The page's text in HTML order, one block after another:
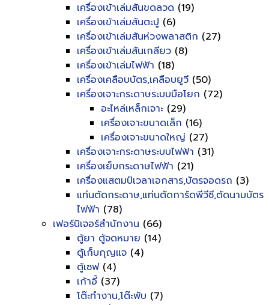
เครื่องเข้าเล่มสันขดลวด (19)
เครื่องเข้าเล่มสันตะปู (6)
เครื่องเข้าเล่มสันห่วงพลาสติก (27)
เครื่องเข้าเล่มสันเกลียว (8)
เครื่องเข้าเล่มไฟฟ้า (18)
เครื่องเคลือบบัตร,เคลือบยูวี (50)
เครื่องเจาะกระดาษระบบมือโยก (72)
อะไหล่เหล็กเจาะ (29)
เครื่องเจาะขนาดเล็ก (16)
เครื่องเจาะขนาดใหญ่ (27)
เครื่องเจาะกระดาษระบบไฟฟ้า (31)
เครื่องเย็บกระดาษไฟฟ้า (21)
เครื่องแสตมป์เวลาเอกสาร,บัตรจอดรถ (3)
แท่นตัดกระดาษ,แท่นตัดการ์ดพีวีซี,ตัดนามบัตร
ไฟฟ้า (78)
เฟอร์นิเจอร์สำนักงาน (66)
ตู้ยา ตู้จดหมาย (14)
ตู้เก็บกุญแจ (4)
ตู้เซฟ(4)
เก้าอี้ (37)
โต๊ะทำงาน,โต๊ะพับ (7)